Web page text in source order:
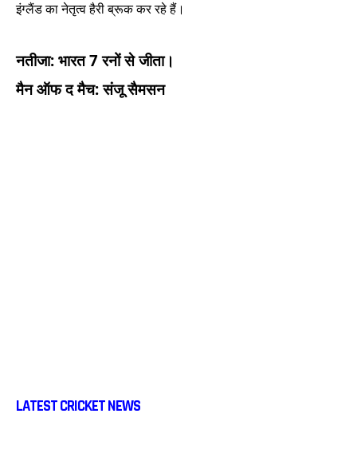
इंग्लैंड का नेतृत्व हैरी ब्रूक कर रहे हैं।
नतीजा: भारत 7 रनों से जीता।
मैन ऑफ द मैच: संजू सैमसन
LATEST CRICKET NEWS